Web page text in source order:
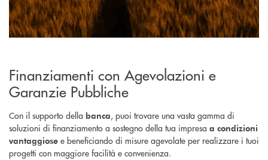
Finanziamenti con Agevolazioni e
Garanzie Pubbliche
Con il supporto della banca, puoi trovare una vasta gamma di
soluzioni di finanziamento a sostegno della tua impresa a condizioni
vantaggiose e beneficiando di misure agevolate per realizzare i tuoi
progetti con maggiore facilità e convenienza.